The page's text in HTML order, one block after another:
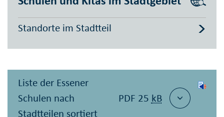
Standorte im Stadtteil
Liste der Essener
Schulen nach
Stadtteilen sortiert
PDF 25 kB